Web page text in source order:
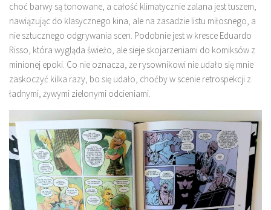
choć barwy są tonowane, a całość klimatycznie zalana jest tuszem,
nawiązując do klasycznego kina, ale na zasadzie listu miłosnego, a
nie sztucznego odgrywania scen. Podobnie jest w kresce Eduardo
Risso, która wygląda świeżo, ale sieje skojarzeniami do komiksów z
minionej epoki. Co nie oznacza, że rysownikowi nie udało się mnie
zaskoczyć kilka razy, bo się udało, choćby w scenie retrospekcji z
ładnymi, żywymi zielonymi odcieniami.